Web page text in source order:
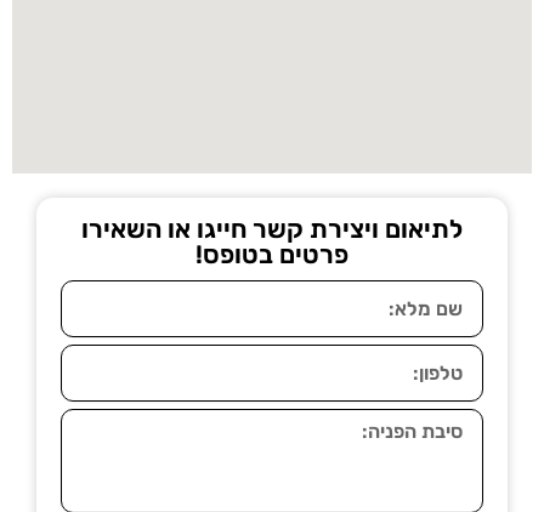
לתיאום ויצירת קשר חייגו או השאירו
פרטים בטופס!